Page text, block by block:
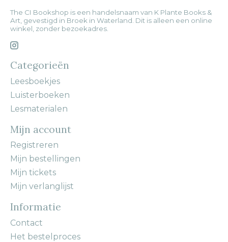
The CI Bookshop is een handelsnaam van K Plante Books &
Art, gevestigd in Broek in Waterland. Dit is alleen een online
winkel, zonder bezoekadres.
Categorieën
Leesboekjes
Luisterboeken
Lesmaterialen
Mijn account
Registreren
Mijn bestellingen
Mijn tickets
Mijn verlanglijst
Informatie
Contact
Het bestelproces